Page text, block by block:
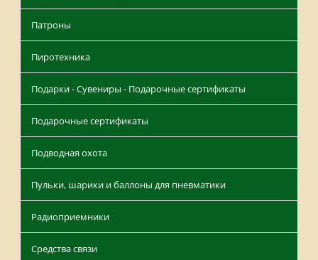
Патроны
Пиротехника
Подарки - Сувениры - Подарочные сертификаты
Подарочные сертификаты
Подводная охота
Пульки, шарики и баллоны для пневматики
Радиоприемники
Средства связи